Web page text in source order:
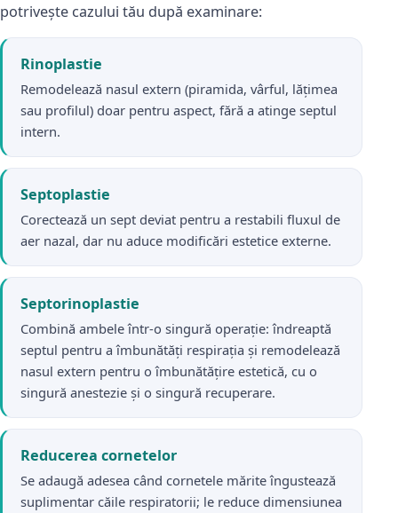
potrivește cazului tău după examinare:
Rinoplastie
Remodelează nasul extern (piramida, vârful, lățimea
sau profilul) doar pentru aspect, fără a atinge septul
intern.
Septoplastie
Corectează un sept deviat pentru a restabili fluxul de
aer nazal, dar nu aduce modificări estetice externe.
Septorinoplastie
Combină ambele într-o singură operație: îndreaptă
septul pentru a îmbunătăți respirația și remodelează
nasul extern pentru o îmbunătățire estetică, cu o
singură anestezie și o singură recuperare.
Reducerea cornetelor
Se adaugă adesea când cornetele mărite îngustează
suplimentar căile respiratorii; le reduce dimensiunea